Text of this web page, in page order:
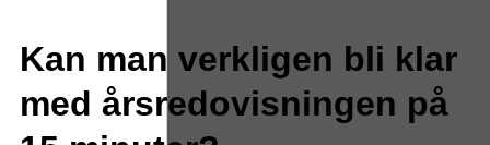
Kan man verkligen bli klar
med årsredovisningen på